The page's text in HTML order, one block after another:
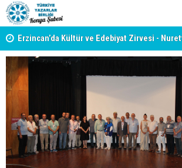
TYB KONYA ŞUBESİ’NDE FOTOĞRAF DOLU BİR
GERÇEKLEŞTİ